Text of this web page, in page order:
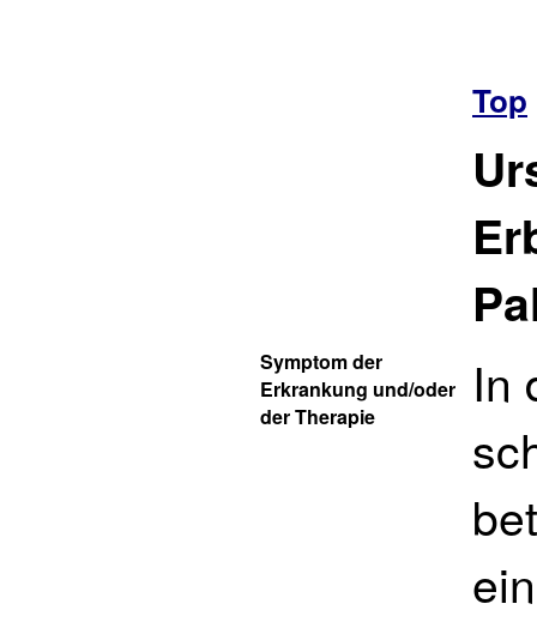
Top
Symptom der
Erkrankung und/oder
der Therapie
In